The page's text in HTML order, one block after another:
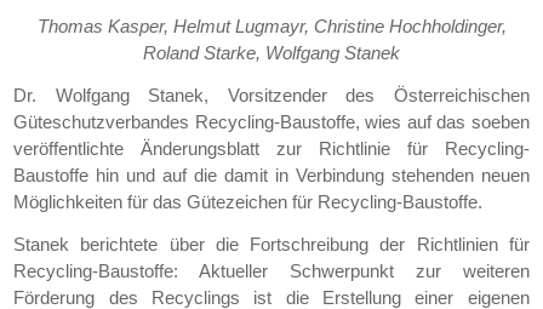
Thomas Kasper, Helmut Lugmayr, Christine Hochholdinger,
Roland Starke, Wolfgang Stanek
Dr. Wolfgang Stanek, Vorsitzender des Österreichischen
Güteschutzverbandes Recycling-Baustoffe, wies auf das soeben
veröffentlichte Änderungsblatt zur Richtlinie für Recycling-
Baustoffe hin und auf die damit in Verbindung stehenden neuen
Möglichkeiten für das Gütezeichen für Recycling-Baustoffe.
Stanek berichtete über die Fortschreibung der Richtlinien für
Recycling-Baustoffe: Aktueller Schwerpunkt zur weiteren
Förderung des Recyclings ist die Erstellung einer eigenen